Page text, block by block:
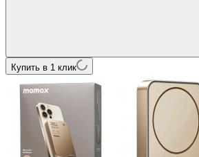
Купить в 1 клик